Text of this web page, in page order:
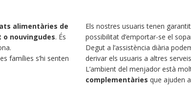
alimentàries de
nouvingudes. És
famílies s’hi senten
Els nostres usuaris tenen
possibilitat d’emportar-se el
Degut a l’assistència diària
derivar els usuaris a altres
L’ambient del menjador està
complementàries que ajuden